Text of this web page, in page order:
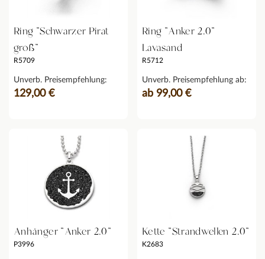
Ring "Schwarzer Pirat
groß"
R5709
Unverb. Preisempfehlung:
129,00 €
Ring "Anker 2.0"
Lavasand
R5712
Unverb. Preisempfehlung ab:
ab 99,00 €
Anhänger "Anker 2.0"
P3996
Kette "Strandwellen 2.0"
K2683